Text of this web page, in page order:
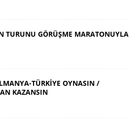
TURUNU GÖRÜŞME MARATONUYLA
TÜRKİYE OYNASIN /
KAZANSIN